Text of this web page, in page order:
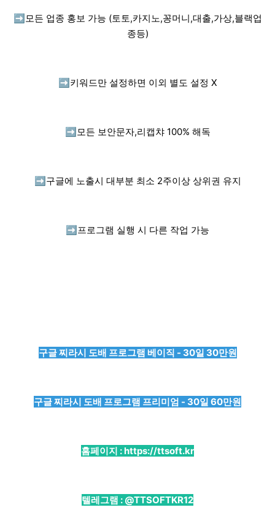
➡️ 모든 업종 홍보 가능 (토토,카지노,꽁머니,대출,가상,블랙업
종등)
➡️ 키워드만 설정하면 이외 별도 설정 X
➡️ 모든 보안문자,리캡챠 100% 해독
➡️ 구글에 노출시 대부분 최소 2주이상 상위권 유지
➡️ 프로그램 실행 시 다른 작업 가능
구글 찌라시 도배 프로그램 베이직 - 30일 30만원
구글 찌라시 도배 프로그램 프리미엄 - 30일 60만원
홈페이지 :https://ttsoft.kr
텔레그램 : @TTSOFTKR12